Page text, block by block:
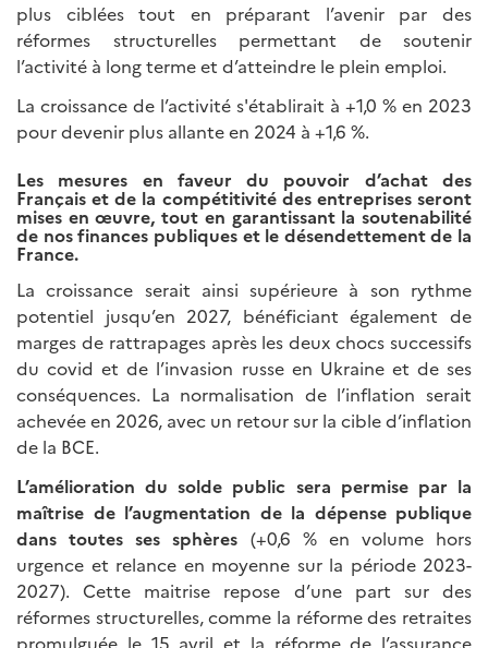
plus ciblées tout en préparant l’avenir par des
réformes structurelles permettant de soutenir
l’activité à long terme et d’atteindre le plein emploi.
La croissance de l’activité s'établirait à +1,0 % en 2023
pour devenir plus allante en 2024 à +1,6 %.
Les mesures en faveur du pouvoir d’achat des
Français et de la compétitivité des entreprises seront
mises en œuvre, tout en garantissant la soutenabilité
de nos finances publiques et le désendettement de la
France.
La croissance serait ainsi supérieure à son rythme
potentiel jusqu’en 2027, bénéficiant également de
marges de rattrapages après les deux chocs successifs
du covid et de l’invasion russe en Ukraine et de ses
conséquences. La normalisation de l’inflation serait
achevée en 2026, avec un retour sur la cible d’inflation
de la BCE.
L’amélioration du solde public sera permise par la
maîtrise de l’augmentation de la dépense publique
dans toutes ses sphères (+0,6 % en volume hors
urgence et relance en moyenne sur la période 2023-
2027). Cette maitrise repose d’une part sur des
réformes structurelles, comme la réforme des retraites
promulguée le 15 avril et la réforme de l’assurance